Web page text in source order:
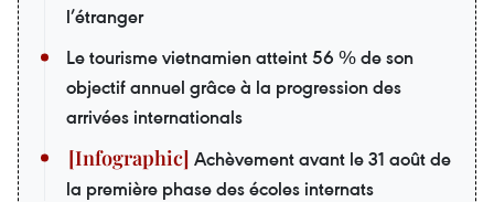
l’étranger
Le tourisme vietnamien atteint 56 % de son
objectif annuel grâce à la progression des
arrivées internationals
Achèvement avant le 31 août de
la première phase des écoles internats